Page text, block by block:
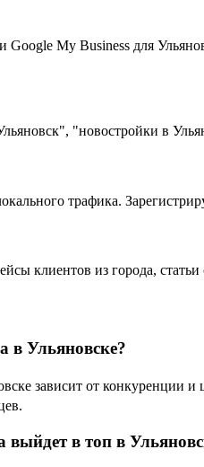
My Business для
"новостройки в
трафика.
клиентов из города,
в Ульяновске?
зависит от конкуренции
выйдет в топ в